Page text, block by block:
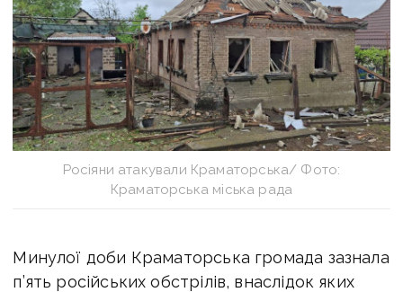
Росіяни атакували Краматорська/ Фото:
Краматорська міська рада
Минулої доби Краматорська громада зазнала
п’ять російських обстрілів, внаслідок яких